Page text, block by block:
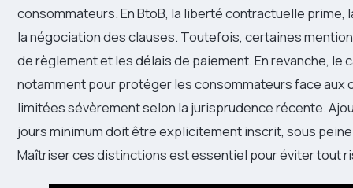
consommateurs. En BtoB, la liberté contractuelle
la négociation des clauses. Toutefois, certaines
de règlement et les délais de paiement. En revanche,
notamment pour protéger les consommateurs face
limitées sévèrement selon la jurisprudence récente.
jours minimum doit être explicitement inscrit, sous
Maîtriser ces distinctions est essentiel pour éviter tout